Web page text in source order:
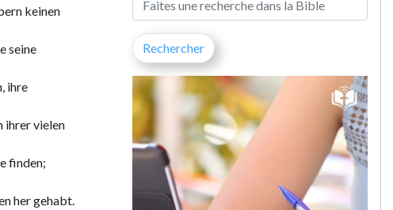
keinen
seine
ihre
ihrer vielen
finden;
her gehabt.